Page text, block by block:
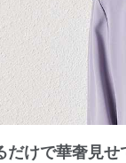
だけで華奢見